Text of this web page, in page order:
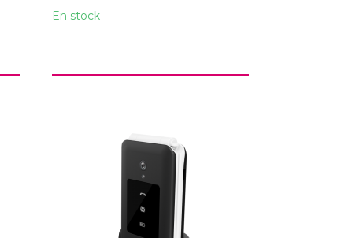
En stock